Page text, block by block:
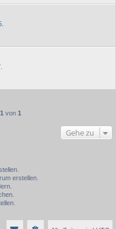
1 von 1
Gehe zu
erstellen.